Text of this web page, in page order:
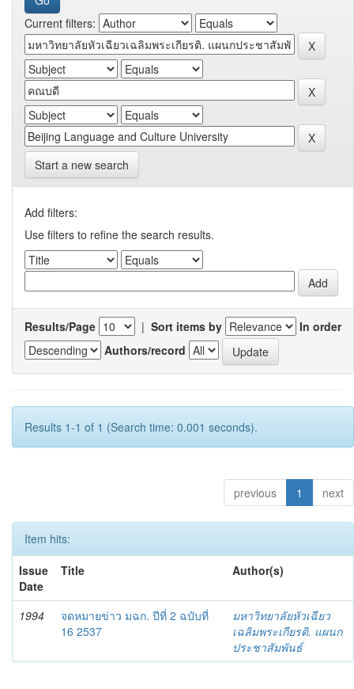
Current filters:
Start a new search
Add filters:
Use filters to refine the search results.
Results/Page | Sort items by
In order
Authors/record
Results 1-1 of 1 (Search time: 0.001 seconds).
previous 1 next
Item hits:
Issue
Date
Title Author(s)
1994
จดหมายข่าว มฉก. ปีที่ 2 ฉบับที่
16 2537
มหาวิทยาลัยหัวเฉียว
เฉลิมพระเกียรติ. แผนก
ประชาสัมพันธ์